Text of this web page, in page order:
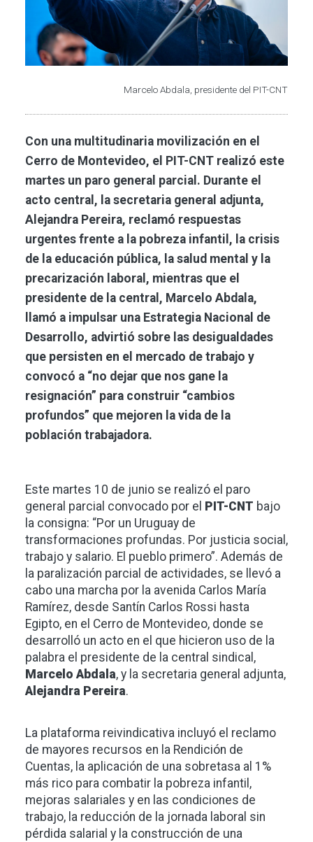
Marcelo Abdala, presidente del PIT-CNT
Con una multitudinaria movilización en el
Cerro de Montevideo, el PIT-CNT realizó este
martes un paro general parcial. Durante el
acto central, la secretaria general adjunta,
Alejandra Pereira, reclamó respuestas
urgentes frente a la pobreza infantil, la crisis
de la educación pública, la salud mental y la
precarización laboral, mientras que el
presidente de la central, Marcelo Abdala,
llamó a impulsar una Estrategia Nacional de
Desarrollo, advirtió sobre las desigualdades
que persisten en el mercado de trabajo y
convocó a “no dejar que nos gane la
resignación” para construir “cambios
profundos” que mejoren la vida de la
población trabajadora.
Este martes 10 de junio se realizó el paro
general parcial convocado por el
PIT-CNT bajo
la consigna: “Por un Uruguay de
transformaciones profundas. Por justicia social,
trabajo y salario. El pueblo primero”. Además de
la paralización parcial de actividades, se llevó a
cabo una marcha por la avenida Carlos María
Ramírez, desde Santín Carlos Rossi hasta
Egipto, en el Cerro de Montevideo, donde se
desarrolló un acto en el que hicieron uso de la
palabra el presidente de la central sindical,
Marcelo Abdala, y la secretaria general adjunta,
Alejandra Pereira.
La plataforma reivindicativa incluyó el reclamo
de mayores recursos en la Rendición de
Cuentas, la aplicación de una sobretasa al 1%
más rico para combatir la pobreza infantil,
mejoras salariales y en las condiciones de
trabajo, la reducción de la jornada laboral sin
pérdida salarial y la construcción de una